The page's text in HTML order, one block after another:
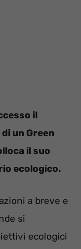
il
un Green
il suo
ecologico.
a breve e
si
ecologici